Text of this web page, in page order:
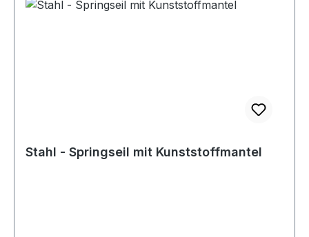
Stahl - Springseil mit Kunststoffmantel